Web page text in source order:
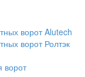
ворот Alutech
ворот Ролтэк
ворот